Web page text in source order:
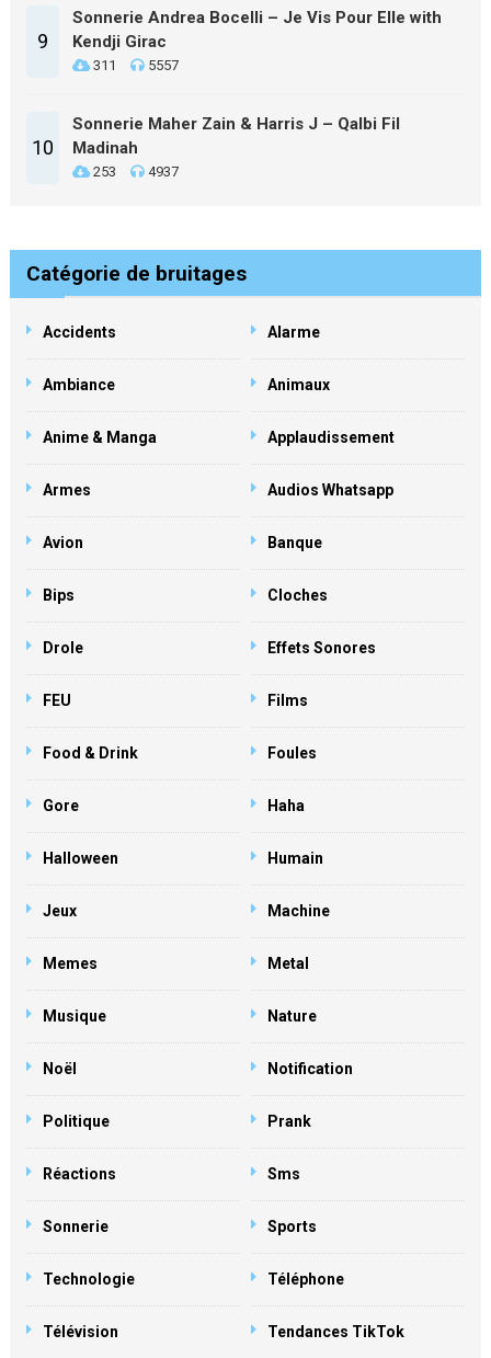
9
Sonnerie Andrea Bocelli – Je Vis Pour Elle with
Kendji Girac
311 5557
10
Sonnerie Maher Zain & Harris J – Qalbi Fil
Madinah
253 4937
Catégorie de bruitages
Accidents Alarme
Ambiance Animaux
Anime & Manga Applaudissement
Armes Audios Whatsapp
Avion Banque
Bips Cloches
Drole Effets Sonores
FEU Films
Food & Drink Foules
Gore Haha
Halloween Humain
Jeux Machine
Memes Metal
Musique Nature
Noël Notification
Politique Prank
Réactions Sms
Sonnerie Sports
Technologie Téléphone
Télévision Tendances TikTok